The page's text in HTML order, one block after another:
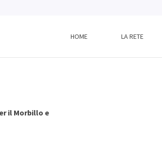
HOME LA RETE
il Morbillo e